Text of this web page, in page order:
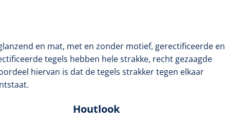
en mat, met en zonder motief, gerectificeerde en
tegels hebben hele strakke, recht gezaagde
hiervan is dat de tegels strakker tegen elkaar
Houtlook